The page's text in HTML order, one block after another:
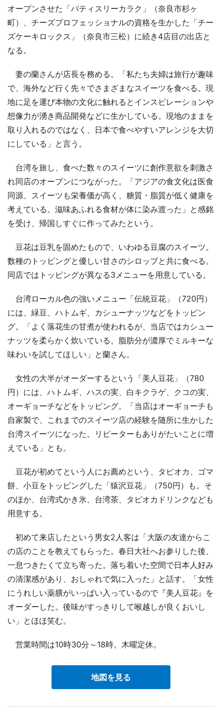
オープンさせた「パティスリーカラク」（奈良市杉ヶ
町）、チーズプロフェッショナルの資格を生かした「チー
ズケーキロックス」（奈良市三松）に続き4店目の出店と
なる。
妻の蘭さんが店長を務める。「私たち夫婦は旅行が趣味
で、海外など行く先々でさまざまなスイーツを食べる。現
地に足を運び本物の文化に触れるとインスピレーションや
想像力が湧き商品開発などに生かしている。現地のままを
取り入れるのではなく、日本で食べやすいアレンジを大切
にしている」と言う。
台湾を旅し、食べた数々のスイーツに創作意欲を刺激さ
れ同店のオープンにつながった。「アジアの食文化は医食
同源、スイーツも栄養価が高く、糖質・脂質が低く健康を
考えている。滋味あふれる食材が体に染み渡った」と感銘
を受け、帰国しすぐに作ってみたという。
豆花は豆乳を固めたもので、いわゆる豆腐のスイーツ。
数種のトッピングと優しい甘さのシロップと共に食べる。
同店ではトッピングが異なる3メニューを用意している。
台湾ローカル色の強いメニュー「伝統豆花」（720円）
には、緑豆、ハトムギ、カシューナッツなどをトッピン
グ。「よく落花生の甘煮が使われるが、当店ではカシュー
ナッツを柔らかく炊いている。脂肪分が濃厚でミルキーな
味わいを試してほしい」と蘭さん。
女性の大半がオーダーするという「美人豆花」（780
円）には、ハトムギ、ハスの実、白キクラゲ、クコの実、
オーギョーチなどをトッピング。「当店はオーギョーチも
自家製で、これまでのスイーツ店の経験を随所に生かした
台湾スイーツになった。リピーターもありがたいことに増
えている」とも。
豆花が初めてという人にお薦めという、タピオカ、ゴマ
餅、小豆をトッピングした「猿沢豆花」（750円）も。そ
のほか、台湾式かき氷、台湾茶、タピオカドリンクなども
用意する。
初めて来店したという男女2人客は「大阪の友達からこ
の店のことを教えてもらった。春日大社へお参りした後、
一息つきたくて立ち寄った。落ち着いた空間で日本人好み
の清潔感があり、おしゃれで気に入った」と話す。「女性
にうれしい薬膳がいっぱい入っているので『美人豆花』を
オーダーした。後味がすっきりして喉越しが良くおいし
い」とほほ笑む。
営業時間は10時30分～18時。木曜定休。
地図を見る